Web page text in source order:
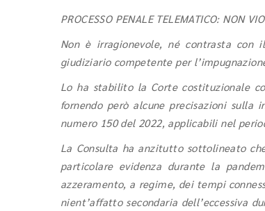
PROCESSO PENALE TELEMATICO: NON
Non è irragionevole, né contrasta con
giudiziario competente per
Lo ha stabilito la Corte costituzionale
fornendo però alcune precisazioni
numero 150 del 2022, applicabili nel
La Consulta ha anzitutto sottolineato
particolare evidenza durante la
azzeramento, a regime, dei tempi
nient’affatto secondaria dell’eccessiva